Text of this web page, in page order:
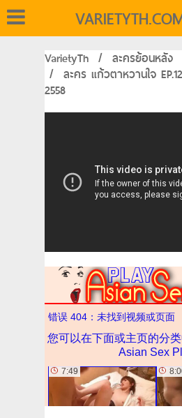
VarietyTh / ละครย้อนหลัง
/ ละคร แก้วตาหวานใจ
2558